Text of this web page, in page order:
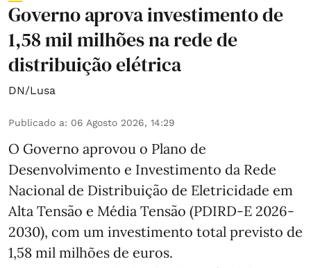
Governo aprova investimento de
1,58 mil milhões na rede de
distribuição elétrica
DN/Lusa
Publicado a: 06 Agosto 2026, 14:29
O Governo aprovou o Plano de
Desenvolvimento e Investimento da Rede
Nacional de Distribuição de Eletricidade em
Alta Tensão e Média Tensão (PDIRD-E 2026-
2030), com um investimento total previsto de
1,58 mil milhões de euros.